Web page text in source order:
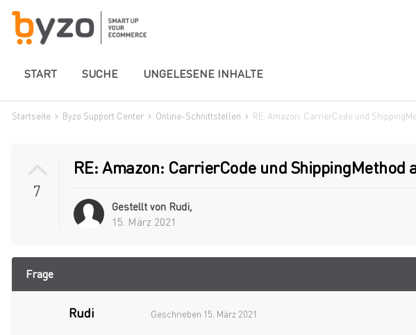
START SUCHE UNGELESENE INHALTE
Startseite Byzo Support Center Online-Schnittstellen RE: Amazon: CarrierCode und
7
RE: Amazon: CarrierCode und ShippingMethod
Gestellt von Rudi,
15. März 2021
Frage
Rudi Geschrieben 15. März 2021